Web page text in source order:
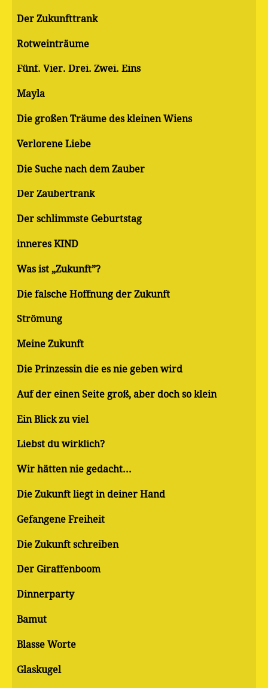
Der Zukunfttrank
Rotweinträume
Fünf. Vier. Drei. Zwei. Eins
Mayla
Die großen Träume des kleinen Wiens
Verlorene Liebe
Die Suche nach dem Zauber
Der Zaubertrank
Der schlimmste Geburtstag
inneres KIND
Was ist „Zukunft”?
Die falsche Hoffnung der Zukunft
Strömung
Meine Zukunft
Die Prinzessin die es nie geben wird
Auf der einen Seite groß, aber doch so klein
Ein Blick zu viel
Liebst du wirklich?
Wir hätten nie gedacht...
Die Zukunft liegt in deiner Hand
Gefangene Freiheit
Die Zukunft schreiben
Der Giraffenboom
Dinnerparty
Bamut
Blasse Worte
Glaskugel